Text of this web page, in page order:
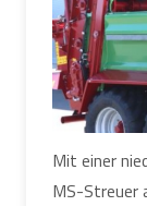
Mit einer
MS-Streuer